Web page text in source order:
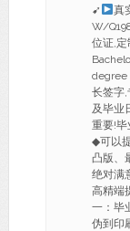
➹
真
W/
位证,
degree
长签字,
及毕业
重要!
◆可以
凸版、
绝对满
高精端
一：毕
伪到印